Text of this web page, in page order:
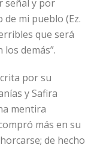
señal y por
mi pueblo (Ez.
que será
demás”.
por su
y Safira
mentira
más en su
de hecho